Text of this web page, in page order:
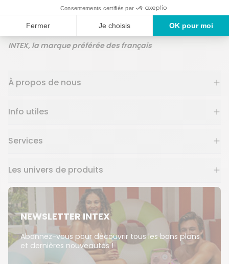
INTEX, la marque préférée des français
À propos de nous
Info utiles
Services
Les univers de produits
NEWSLETTER INTEX
Abonnez-vous pour découvrir tous les bons plans
et dernières nouveautés !